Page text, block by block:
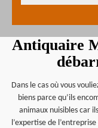
Antiquaire
Dans le cas où vous
biens parce qu’ils
animaux nuisibles car
l’expertise de